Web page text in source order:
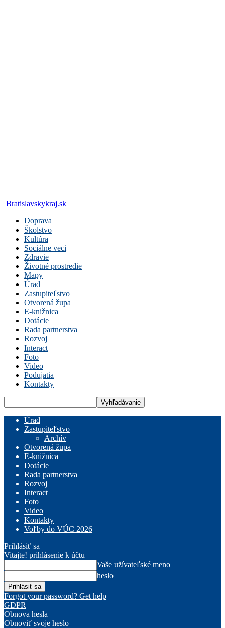
Bratislavskykraj.sk
Doprava
Školstvo
Kultúra
Sociálne veci
Zdravie
Životné prostredie
Mapy
Úrad
Zastupiteľstvo
Otvorená župa
E-knižnica
Dotácie
Rada partnerstva
Rozvoj
Interact
Foto
Video
Podujatia
Kontakty
Úrad
Zastupiteľstvo
Archív
Otvorená župa
E-knižnica
Dotácie
Rada partnerstva
Rozvoj
Interact
Foto
Video
Kontakty
Voľby do VÚC 2026
Prihlásiť sa
Vitajte! prihlásenie k účtu
Vaše užívateľské meno
heslo
Forgot your password? Get help
GDPR
Obnova hesla
Obnoviť svoje heslo